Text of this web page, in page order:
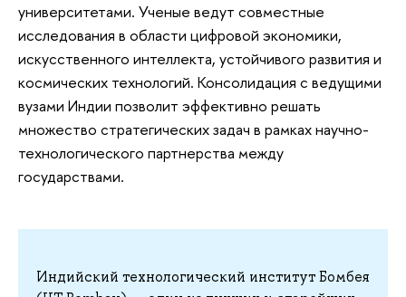
университетами. Ученые ведут совместные
исследования в области цифровой экономики,
искусственного интеллекта, устойчивого развития и
космических технологий. Консолидация с ведущими
вузами Индии позволит эффективно решать
множество стратегических задач в рамках научно-
технологического партнерства между
государствами.
Индийский технологический институт Бомбея